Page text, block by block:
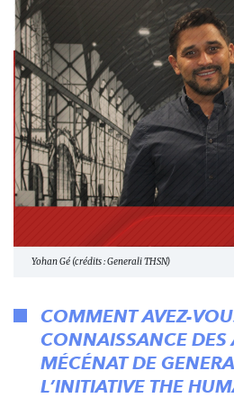
Yohan Gé (crédits : Generali THSN)
COMMENT AVEZ-
CONNAISSANCE DES
MÉCÉNAT DE
L’INITIATIVE THE